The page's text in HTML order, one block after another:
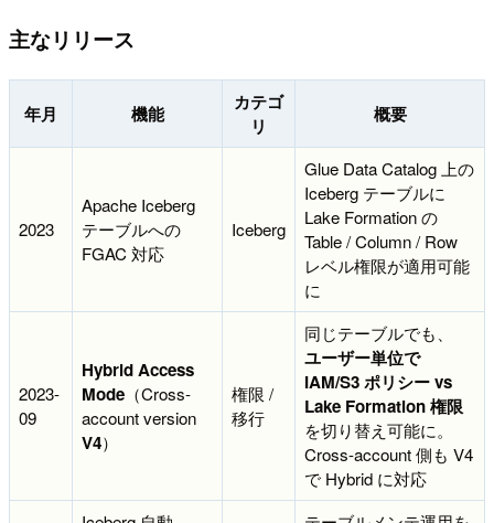
主なリリース
年月 機能
カテゴ
リ
概要
2023
Apache Iceberg
テーブルへの
FGAC 対応
Iceberg
Glue Data Catalog 上の
Iceberg テーブルに
Lake Formation の
Table / Column / Row
レベル権限が適用可能
に
2023-
09
Hybrid Access
Mode （Cross-
account version
V4）
権限 /
移行
同じテーブルでも、
ユーザー単位で
IAM/S3 ポリシー vs
Lake Formation 権限
を切り替え可能に。
Cross-account 側も V4
で Hybrid に対応